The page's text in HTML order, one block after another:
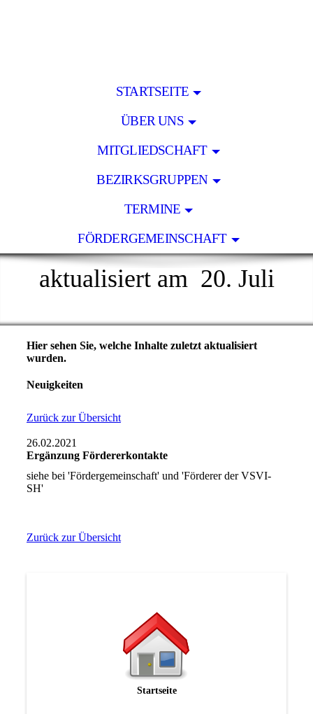
STARTSEITE
ÜBER UNS
MITGLIEDSCHAFT
BEZIRKSGRUPPEN
TERMINE
FÖRDERGEMEINSCHAFT
aktualisiert am 20. Juli
Hier sehen Sie, welche Inhalte zuletzt aktualisiert
wurden.
Neuigkeiten
Zurück zur Übersicht
26.02.2021
Ergänzung Fördererkontakte
siehe bei 'Fördergemeinschaft' und 'Förderer der VSVI-
SH'
Zurück zur Übersicht
Startseite